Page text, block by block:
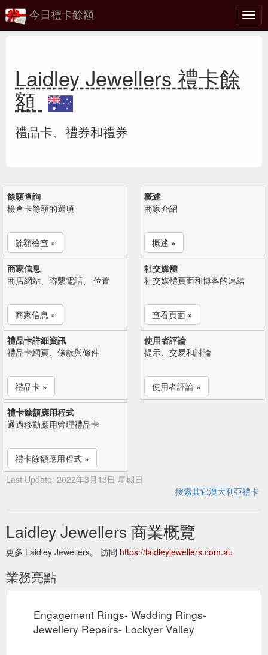
切
換
今日禮卡餘額
Laidley Jewellers 禮卡餘
額
禮品卡、禮券和禮券
餘額查詢
檢查卡餘額的選項
餘額檢查 »
概述
商家介紹
概述 »
商家信息
商店網站、聯繫電話、 位置
商家信息 »
社交媒體
社交媒體頁面和博客的連結
查看頁面 »
禮品卡詳細資訊
禮品卡網頁、條款與條件
禮品卡 »
使用者評論
提示、交易和討論
使用者評論 »
禮卡餘額應用程式
通過移動應用管理禮品卡
禮卡餘額應用程式 »
Last Update: 2022年3月13日 星期日
搜索其它澳大利亞禮卡
Laidley Jewellers 商業概覽
更多 Laidley Jewellers。 訪問 https://laidleyjewellers.com.au
業務亮點
Engagement Rings- Wedding Rings-
Jewellery Repairs- Lockyer Valley